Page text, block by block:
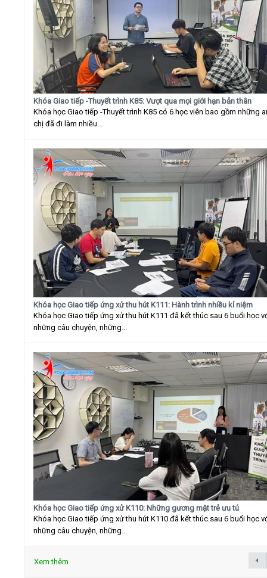
Khóa Giao tiếp -Thuyết trình K85: Vượt qua mọi giới hạn bản thân
Khóa học Giao tiếp -Thuyết trình K85 có 6 học viên bao gồm những
chị đã đi làm nhiều...
Khóa học Giao tiếp ứng xử thu hút K111: Hành trình nhiều kỉ niệm
Khóa học Giao tiếp ứng xử thu hút K111 đã kết thúc sau 6 buổi học
những câu chuyện, những...
Khóa học Giao tiếp ứng xử K110: Những gương mặt trẻ ưu tú
Khóa học Giao tiếp ứng xử thu hút K110 đã kết thúc sau 6 buổi học
những câu chuyện, những...
Xem thêm